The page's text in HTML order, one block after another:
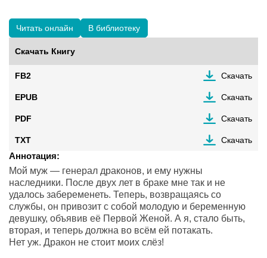
Читать онлайн В библиотеку
Скачать Книгу
FB2 Скачать
EPUB Скачать
PDF Скачать
TXT Скачать
Аннотация:
Мой муж — генерал драконов, и ему нужны
наследники. После двух лет в браке мне так и не
удалось забеременеть. Теперь, возвращаясь со
службы, он привозит с собой молодую и беременную
девушку, объявив её Первой Женой. А я, стало быть,
вторая, и теперь должна во всём ей потакать.
Нет уж. Дракон не стоит моих слёз!